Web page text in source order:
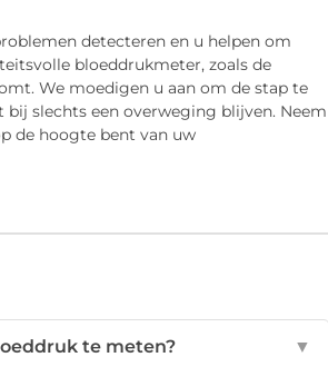
detecteren en u helpen om
bloeddrukmeter, zoals de
We moedigen u aan om de stap te
slechts een overweging blijven. Neem
de hoogte bent van uw
te meten? ▼